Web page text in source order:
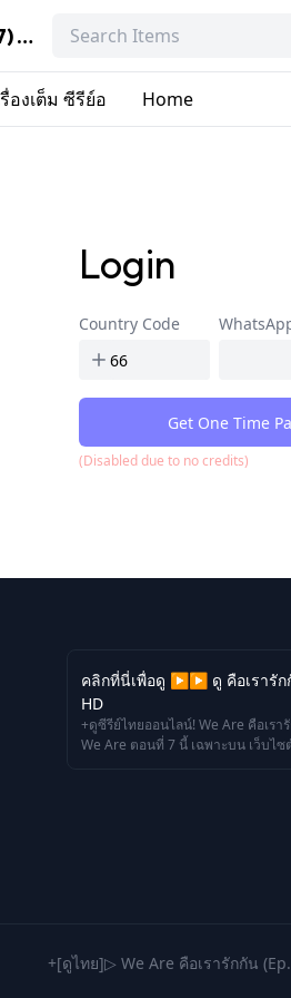
+[ดูไทย]▷ We Are คือเรารักกัน (Ep.7) ตอนที่ 7 เรื่องเต็ม ซีรีย์อ
องเต็ม ซีรีย์อ Home
Login
Country Code
Get One Time
(Disabled due to no credits)
คลิกที่นี่เพื่อดู ▶▶ ดู คือเรารัก
HD
+ดูซีรีย์ไทยออนไลน์! We Are คือเรา
We Are ตอนที่ 7 นี้ เฉพาะบน เว็บไ
+[ดูไทย]▷ We Are คือเรารักกัน